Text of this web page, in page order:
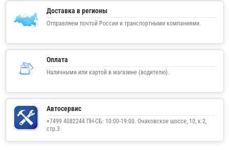
Доставка в регионы
Отправляем почтой России и транспортными компаниями.
Оплата
Наличными или картой в магазине (водителю).
Автосервис
+7499 4082244 ПН-СБ: 10:00-19:00. Очаковское шоссе, 10, к.2,
стр.3